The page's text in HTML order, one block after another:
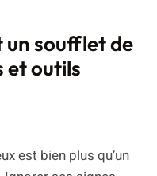
soufflet de
et outils
est bien plus qu’un